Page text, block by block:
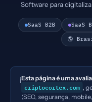
Software para
SaaS B2B SaaS
🌎
ℹ️Esta página é uma
criptocortex.com ,
(SEO, segurança,